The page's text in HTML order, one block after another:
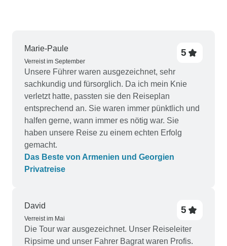
Marie-Paule
Verreist im September
5
Unsere Führer waren ausgezeichnet, sehr
sachkundig und fürsorglich. Da ich mein Knie
verletzt hatte, passten sie den Reiseplan
entsprechend an. Sie waren immer pünktlich und
halfen gerne, wann immer es nötig war. Sie
haben unsere Reise zu einem echten Erfolg
gemacht.
Das Beste von Armenien und Georgien
Privatreise
David
Verreist im Mai
5
Die Tour war ausgezeichnet. Unser Reiseleiter
Ripsime und unser Fahrer Bagrat waren Profis.